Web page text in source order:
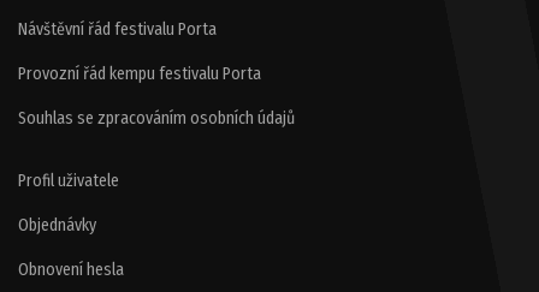
Návštěvní řád festivalu Porta
Provozní řád kempu festivalu Porta
Souhlas se zpracováním osobních údajů
Profil uživatele
Objednávky
Obnovení hesla